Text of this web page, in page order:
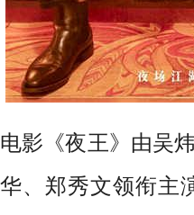
电影 《夜王》 由吴
华、郑秀文领衔主